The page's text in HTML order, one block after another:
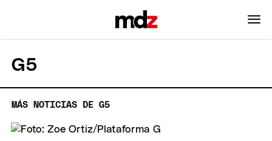
G5
MÁS NOTICIAS DE G5